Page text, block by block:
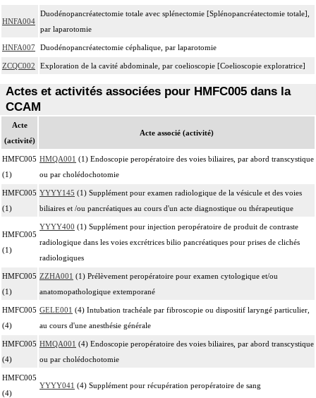
HNFA004
Duodénopancréatectomie totale avec splénectomie [Splénopancréatectomie totale],
par laparotomie
HNFA007 Duodénopancréatectomie céphalique, par laparotomie
ZCQC002 Exploration de la cavité abdominale, par coelioscopie [Coelioscopie exploratrice]
Actes et activités associées pour HMFC005 dans la
CCAM
Acte
(activité)
Acte associé (activité)
HMFC005
(1)
HMQA001 (1) Endoscopie peropératoire des voies biliaires, par abord transcystique
ou par cholédochotomie
HMFC005
(1)
YYYY145 (1) Supplément pour examen radiologique de la vésicule et des voies
biliaires et /ou pancréatiques au cours d'un acte diagnostique ou thérapeutique
HMFC005
(1)
YYYY400 (1) Supplément pour injection peropératoire de produit de contraste
radiologique dans les voies excrétrices bilio pancréatiques pour prises de clichés
radiologiques
HMFC005
(1)
ZZHA001 (1) Prélèvement peropératoire pour examen cytologique et/ou
anatomopathologique extemporané
HMFC005
(4)
GELE001 (4) Intubation trachéale par fibroscopie ou dispositif laryngé particulier,
au cours d'une anesthésie générale
HMFC005
(4)
HMQA001 (4) Endoscopie peropératoire des voies biliaires, par abord transcystique
ou par cholédochotomie
HMFC005
(4)
YYYY041 (4) Supplément pour récupération peropératoire de sang